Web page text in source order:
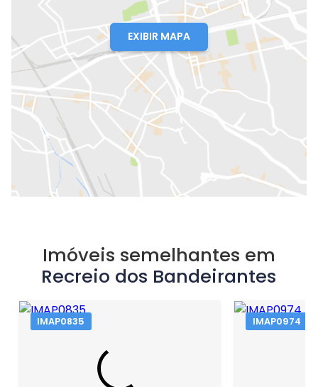
EXIBIR MAPA
Imóveis semelhantes em
Recreio dos Bandeirantes
IMAP0835 IMAP0974